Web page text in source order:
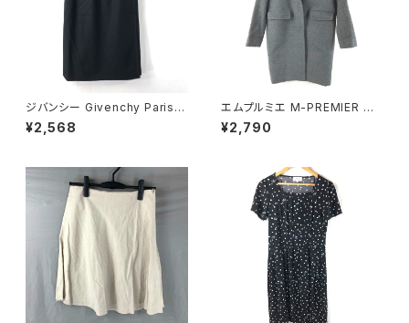
ジバンシー Givenchy Paris
スカート 巻きスカート 黒 38サ
イズ 900700
¥2,568
エムプルミエ M-PREMIER コ
ート 日本製 無地 スナップボタ
ン ポケット グレー 36サイズ 92
¥2,790